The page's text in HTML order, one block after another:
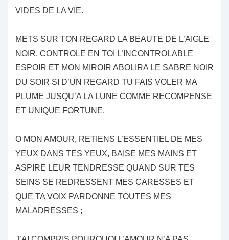
VIDES DE LA VIE.
METS SUR TON REGARD LA BEAUTE DE L’AIGLE
NOIR, CONTROLE EN TOI L’INCONTROLABLE
ESPOIR ET MON MIROIR ABOLIRA LE SABRE NOIR
DU SOIR SI D’UN REGARD TU FAIS VOLER MA
PLUME JUSQU’A LA LUNE COMME RECOMPENSE
ET UNIQUE FORTUNE.
O MON AMOUR, RETIENS L’ESSENTIEL DE MES
YEUX DANS TES YEUX, BAISE MES MAINS ET
ASPIRE LEUR TENDRESSE QUAND SUR TES
SEINS SE REDRESSENT MES CARESSES ET
QUE TA VOIX PARDONNE TOUTES MES
MALADRESSES ;